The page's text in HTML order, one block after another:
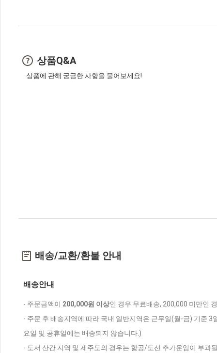
상품Q&A
상품에 관해 궁금한 사항을 물어보세요!
배송/교환/환불 안내
배송안내
- 주문금액이 200,000원 이상인 경우 무료배송, 200,000 미만인
- 주문 후 배송지역에 따라 국내 일반지역은 근무일(월-금) 기준
요일 및 공휴일에는 배송되지 않습니다.)
- 도서 산간 지역 및 제주도의 경우는 항공/도선 추가운임이 부과